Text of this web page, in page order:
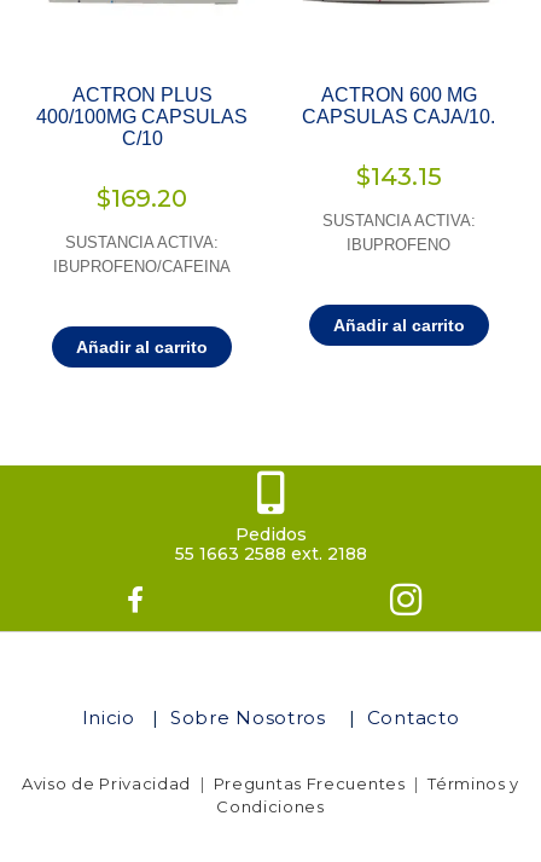
ACTRON PLUS
400/100MG CAPSULAS
C/10
$169.20
SUSTANCIA ACTIVA:
IBUPROFENO/CAFEINA
Añadir al carrito
ACTRON 600 MG
CAPSULAS CAJA/10.
$143.15
SUSTANCIA ACTIVA:
IBUPROFENO
Añadir al carrito
Pedidos
55 1663 2588 ext. 2188
Inicio |Sobre Nosotros | Contacto
Aviso de Privacidad | Preguntas Frecuentes |Términos y
Condiciones